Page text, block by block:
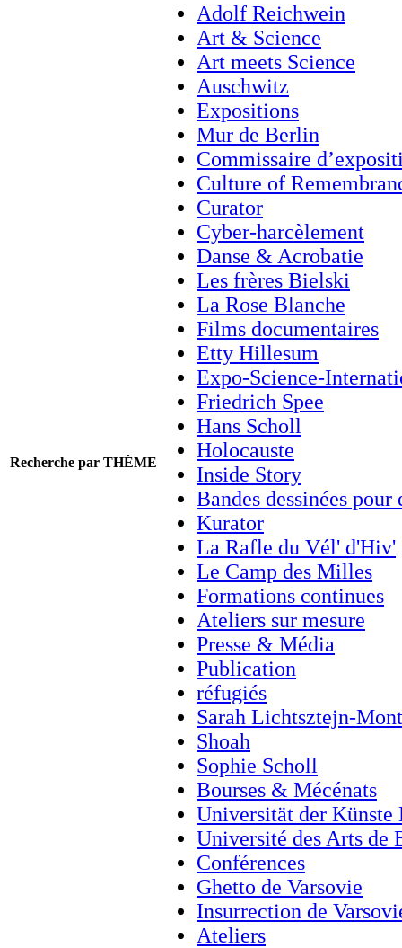
Recherche par THÈME
Adolf Reichwein
Art & Science
Art meets Science
Auschwitz
Expositions
Mur de Berlin
Commissaire
Culture of
Curator
Cyber-harcèlement
Danse & Acrobatie
Les frères Bielski
La Rose Blanche
Films documentaires
Etty Hillesum
Expo-Science-
Friedrich Spee
Hans Scholl
Holocauste
Inside Story
Bandes dessinées pour
Kurator
La Rafle du Vél' d'Hiv'
Le Camp des Milles
Formations continues
Ateliers sur mesure
Presse & Média
Publication
réfugiés
Sarah Lichtsztejn-
Shoah
Sophie Scholl
Bourses & Mécénats
Universität der Künste
Université des Arts de
Conférences
Ghetto de Varsovie
Insurrection de
Ateliers